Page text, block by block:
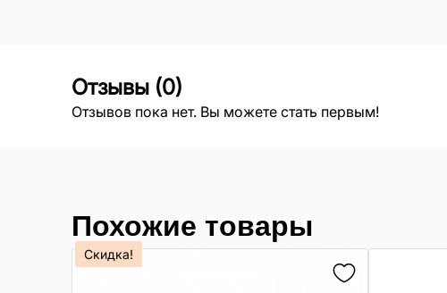
Отзывы (0)
Отзывов пока нет. Вы можете стать первым!
Похожие товары
Скидка!